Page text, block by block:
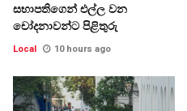
සභාපතිගෙන් එල්ල වන
චෝදනාවන්ට පිළිතුරු
Local 10 hours ago